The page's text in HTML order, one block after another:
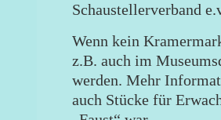
Schaustellerverband
Wenn kein
z.B. auch im
werden. Mehr
auch Stücke für